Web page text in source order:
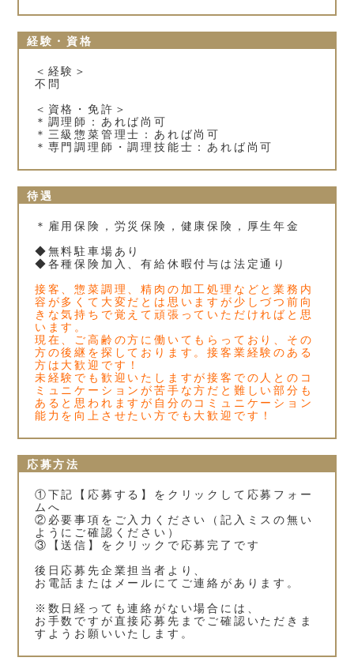
経験・資格
＜経験＞
不問
＜資格・免許＞
＊調理師：あれば尚可
＊三級惣菜管理士：あれば尚可
＊専門調理師・調理技能士：あれば尚可
待遇
＊雇用保険，労災保険，健康保険，厚生年金
◆無料駐車場あり
◆各種保険加入、有給休暇付与は法定通り
接客、惣菜調理、精肉の加工処理などと業務内
容が多くて大変だとは思いますが少しづつ前向
きな気持ちで覚えて頑張っていただければと思
います。
現在、ご高齢の方に働いてもらっており、その
方の後継を探しております。接客業経験のある
方は大歓迎です！
未経験でも歓迎いたしますが接客での人とのコ
ミュニケーションが苦手な方だと難しい部分も
あると思われますが自分のコミュニケーション
能力を向上させたい方でも大歓迎です！
応募方法
①下記【応募する】をクリックして応募フォー
ムへ
②必要事項をご入力ください（記入ミスの無い
ようにご確認ください）
③【送信】をクリックで応募完了です
後日応募先企業担当者より、
お電話またはメールにてご連絡があります。
※数日経っても連絡がない場合には、
お手数ですが直接応募先までご確認いただきま
すようお願いいたします。